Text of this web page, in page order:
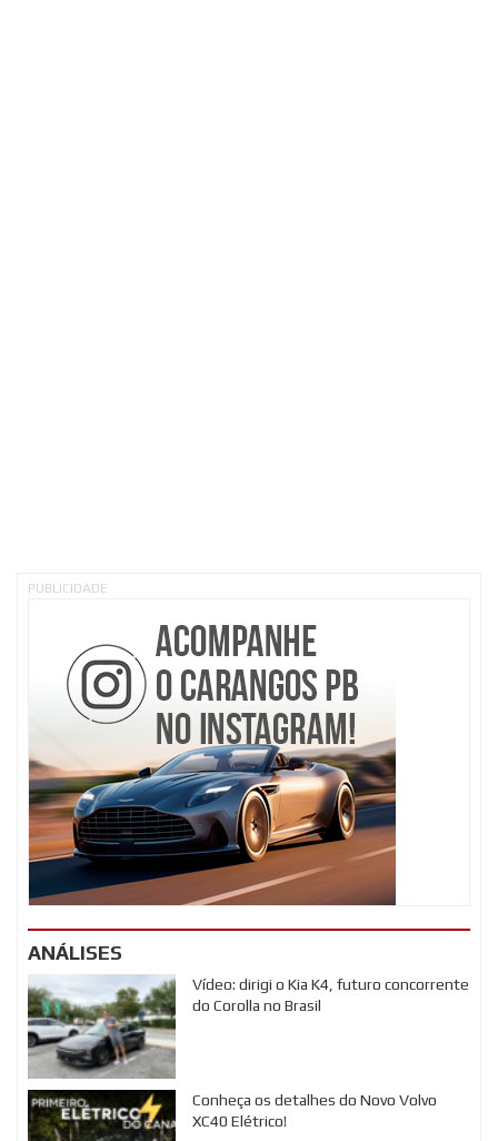
PUBLICIDADE
ANÁLISES
Vídeo: dirigi o Kia K4, futuro concorrente
do Corolla no Brasil
Conheça os detalhes do Novo Volvo
XC40 Elétrico!